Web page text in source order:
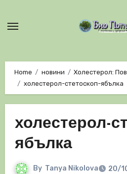
Home новини
Холестерол:
холестерол-стетоскоп-ябълка
холестерол-
ябълка
By Tanya Nikolova 20/